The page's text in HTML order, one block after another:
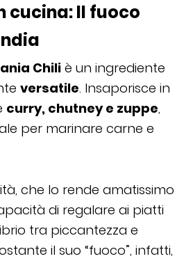
cucina: Il fuoco
Chili è un ingrediente
versatile. Insaporisce in
curry, chutney e zuppe,
per marinare carne e
che lo rende amatissimo
di regalare ai piatti
tra piccantezza e
il suo “fuoco”, infatti,